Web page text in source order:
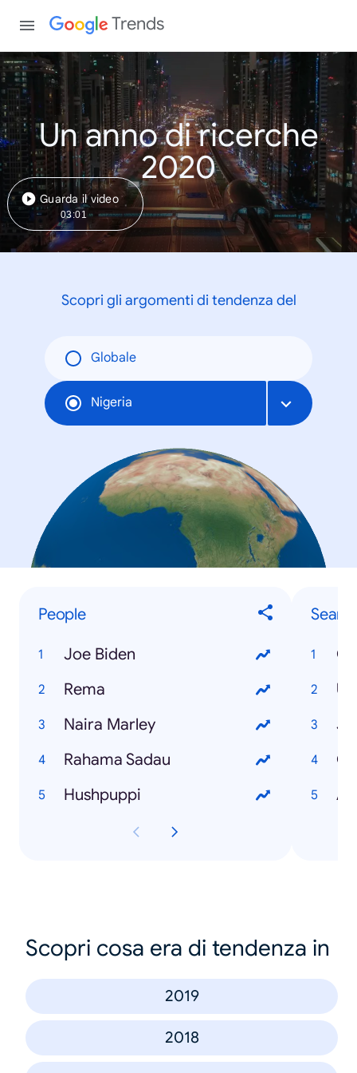
Trends
Un anno di ricerche
2020
Guarda il video
03:01
Scopri gli argomenti di tendenza del
Globale
Nigeria
People
Joe Biden
Rema
Naira Marley
Rahama Sadau
Hushpuppi
Scopri cosa era di tendenza in
2019
2018